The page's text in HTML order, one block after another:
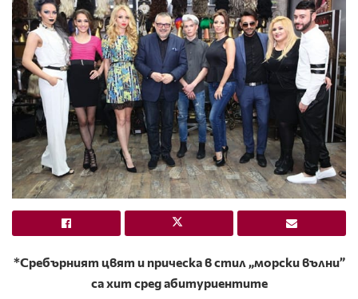
*Сребърният цвят и прическа в стил „морски вълни”
са хит сред абитуриентите